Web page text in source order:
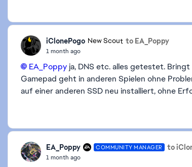
iClonePogo New Scout to EA_Poppy
1 month ago
EA_Poppy​ja, DNS etc. alles getestet. Bringt
Gamepad geht in anderen Spielen ohne
auf einer anderen SSD neu installiert, ohne
EA_Poppy COMMUNITY MANAGER to
1 month ago